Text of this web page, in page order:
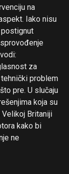
na
Iako nisu
za
problem
pre. U slučaju
koja su
Velikoj Britaniji
kako bi
ne